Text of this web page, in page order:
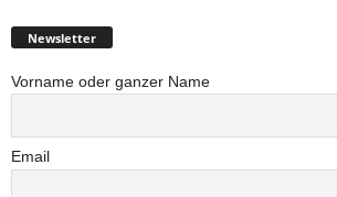
Newsletter
Vorname oder ganzer Name
Email